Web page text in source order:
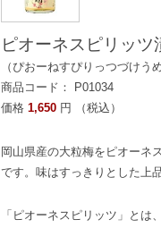
ピオーネスピリッツ
（ぴおーねすぴりっつづけう
商品コード： P01034
価格 1,650 円 （税込）
岡山県産の大粒梅をピオーネ
です。味はすっきりとした上
「ピオーネスピリッツ」と